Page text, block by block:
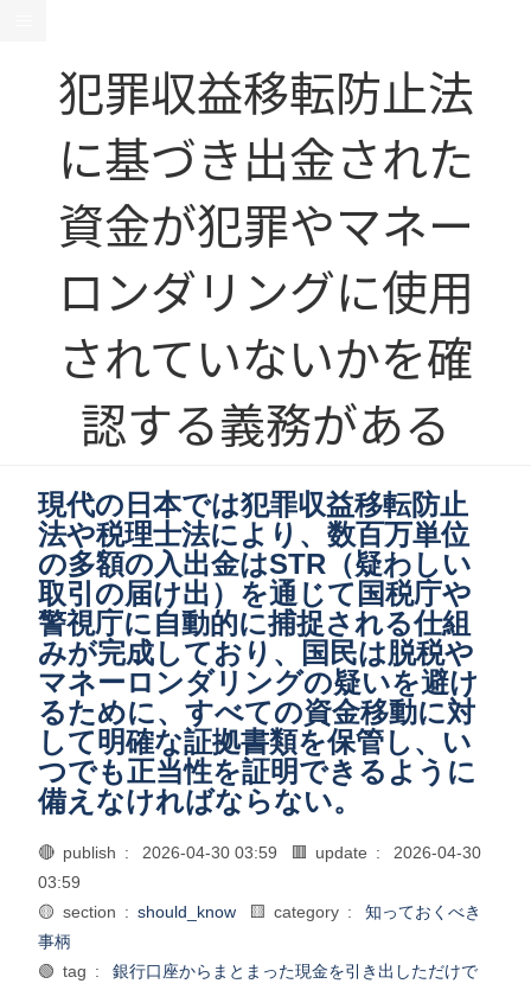
犯罪収益移転防止法
に基づき出金された
資金が犯罪やマネー
ロンダリングに使用
されていないかを確
認する義務がある
現代の日本では犯罪収益移転防止
法や税理士法により、数百万単位
の多額の入出金はSTR（疑わしい
取引の届け出）を通じて国税庁や
警視庁に自動的に捕捉される仕組
みが完成しており、国民は脱税や
マネーロンダリングの疑いを避け
るために、すべての資金移動に対
して明確な証拠書類を保管し、い
つでも正当性を証明できるように
備えなければならない。
🔴 publish : 2026-04-30 03:59 🟥 update :
2026-04-30
03:59
🟡 section : should_know 🟨 category :
知っておくべき
事柄
🟢 tag :
銀行口座からまとまった現金を引き出しただけで